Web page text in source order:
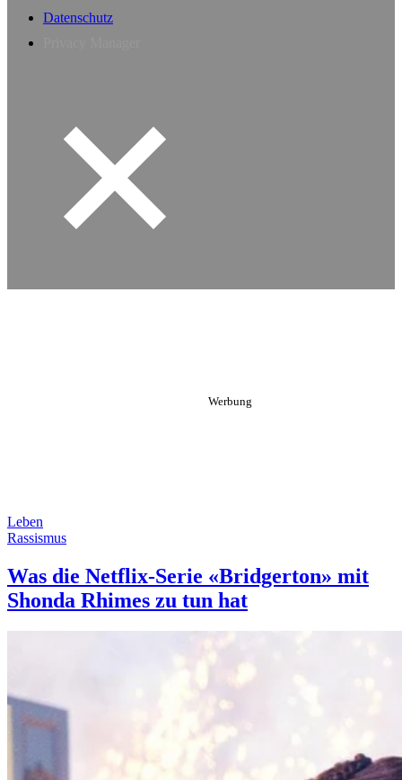
Datenschutz
Leben
Rassismus
Was die Netflix-Serie «Bridgerton» mit
Shonda Rhimes zu tun hat